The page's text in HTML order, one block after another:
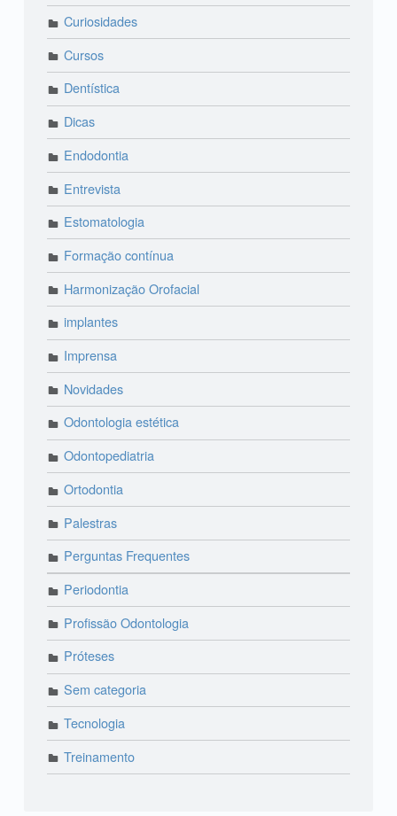
Curiosidades
Cursos
Dentística
Dicas
Endodontia
Entrevista
Estomatologia
Formação contínua
Harmonização Orofacial
implantes
Imprensa
Novidades
Odontologia estética
Odontopediatria
Ortodontia
Palestras
Perguntas Frequentes
Periodontia
Profissão Odontologia
Próteses
Sem categoria
Tecnologia
Treinamento